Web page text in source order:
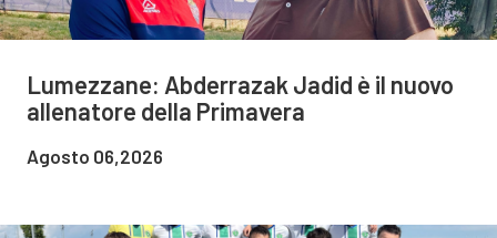
Lumezzane: Abderrazak Jadid è il nuovo
allenatore della Primavera
Agosto 06,2026